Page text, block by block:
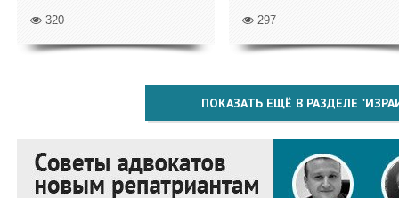
320 297
ПОКАЗАТЬ ЕЩЁ В РАЗДЕЛЕ